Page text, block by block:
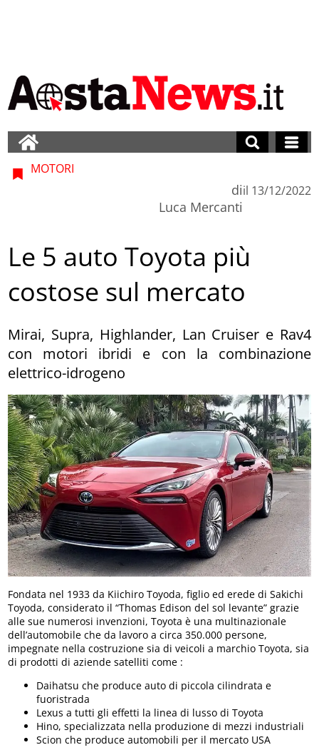
MOTORI
di
Luca Mercanti
il 13/12/2022
Le 5 auto Toyota più
costose sul mercato
Mirai, Supra, Highlander, Lan Cruiser e Rav4
con motori ibridi e con la combinazione
elettrico-idrogeno
Fondata nel 1933 da Kiichiro Toyoda, figlio ed erede di Sakichi
Toyoda, considerato il “Thomas Edison del sol levante” grazie
alle sue numerosi invenzioni, Toyota è una multinazionale
dell’automobile che da lavoro a circa 350.000 persone,
impegnate nella costruzione sia di veicoli a marchio Toyota, sia
di prodotti di aziende satelliti come :
Daihatsu che produce auto di piccola cilindrata e
fuoristrada
Lexus a tutti gli effetti la linea di lusso di Toyota
Hino, specializzata nella produzione di mezzi industriali
Scion che produce automobili per il mercato USA